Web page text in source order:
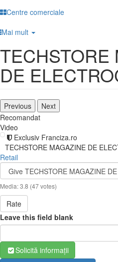
Centre comerciale
Mai mult
TECHSTORE
DE
Previous
Next
Recomandat
Video
Exclusiv Franciza.ro
TECHSTORE MAGAZINE DE
Retail
Media:3.8 (47votes)
Rate
Leave this field blank
Solicită informații